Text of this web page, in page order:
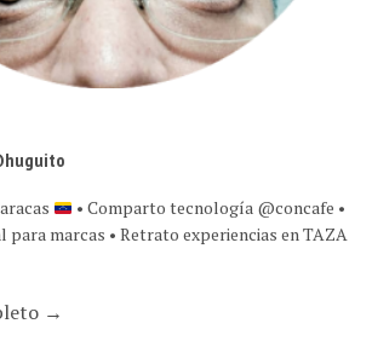
• Comparto tecnología @concafe •
marcas • Retrato experiencias en TAZA
→